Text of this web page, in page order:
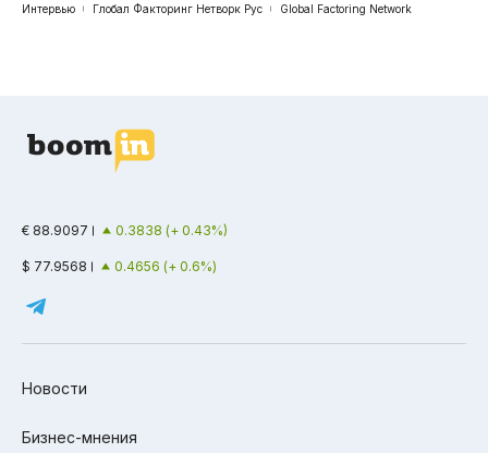
Интервью Глобал Факторинг Нетворк Рус Global Factoring Network
€ 88.9097 0.3838 (+ 0.43%)
$ 77.9568 0.4656 (+ 0.6%)
Новости
Бизнес-мнения